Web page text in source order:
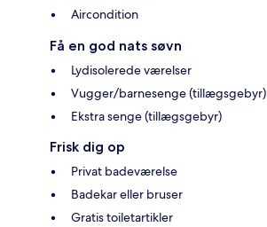
Aircondition
Få en god nats søvn
Lydisolerede værelser
Vugger/barnesenge (tillægsgebyr)
Ekstra senge (tillægsgebyr)
Frisk dig op
Privat badeværelse
Badekar eller bruser
Gratis toiletartikler